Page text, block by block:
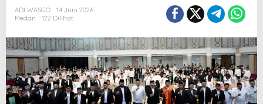
ADI WASGO
14 Juni 2026
Medan
122 Dilihat